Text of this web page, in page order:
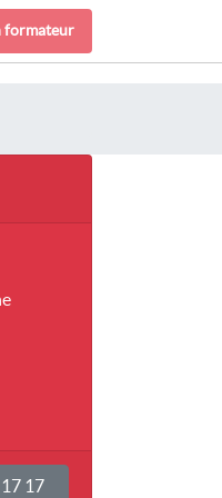
formateur
17